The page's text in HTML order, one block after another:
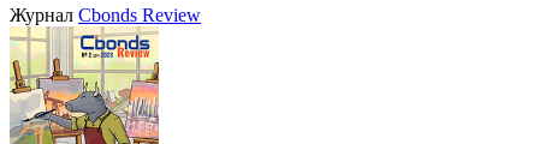
VIII международная конференция «Рынок капитала
Республики Узбекистан»
17.09.2026, Ташкент
ЖурналCbonds Review